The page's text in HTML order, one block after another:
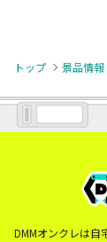
トップ 景品情報
DMMオンクレは自